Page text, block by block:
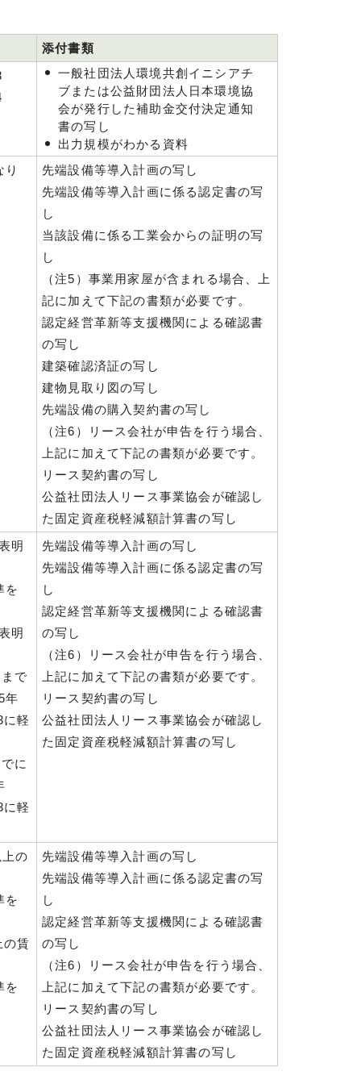
添付書類
一般社団法人環境共創イニシアチ
ブまたは公益財団法人日本環境協
会が発行した補助金交付決定通知
書の写し
出力規模がわかる資料
り
先端設備等導入計画の写し
先端設備等導入計画に係る認定書の写
し
当該設備に係る工業会からの証明の写
し
（注5）事業用家屋が含まれる場合、上
記に加えて下記の書類が必要です。
認定経営革新等支援機関による確認書
の写し
建築確認済証の写し
建物見取り図の写し
先端設備の購入契約書の写し
（注6）リース会社が申告を行う場合、
上記に加えて下記の書類が必要です。
リース契約書の写し
公益社団法人リース事業協会が確認し
た固定資産税軽減額計算書の写し
明
を
明
で
年
軽
に
軽
先端設備等導入計画の写し
先端設備等導入計画に係る認定書の写
し
認定経営革新等支援機関による確認書
の写し
（注6）リース会社が申告を行う場合、
上記に加えて下記の書類が必要です。
リース契約書の写し
公益社団法人リース事業協会が確認し
た固定資産税軽減額計算書の写し
の
を
の賃
を
先端設備等導入計画の写し
先端設備等導入計画に係る認定書の写
し
認定経営革新等支援機関による確認書
の写し
（注6）リース会社が申告を行う場合、
上記に加えて下記の書類が必要です。
リース契約書の写し
公益社団法人リース事業協会が確認し
た固定資産税軽減額計算書の写し